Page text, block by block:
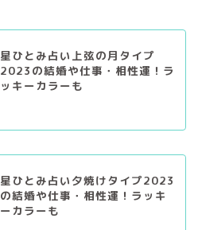
星ひとみ占い上弦の月タイプ
2023の結婚や仕事・相性運！ラ
ッキーカラーも
星ひとみ占い夕焼けタイプ2023
の結婚や仕事・相性運！ラッキ
ーカラーも